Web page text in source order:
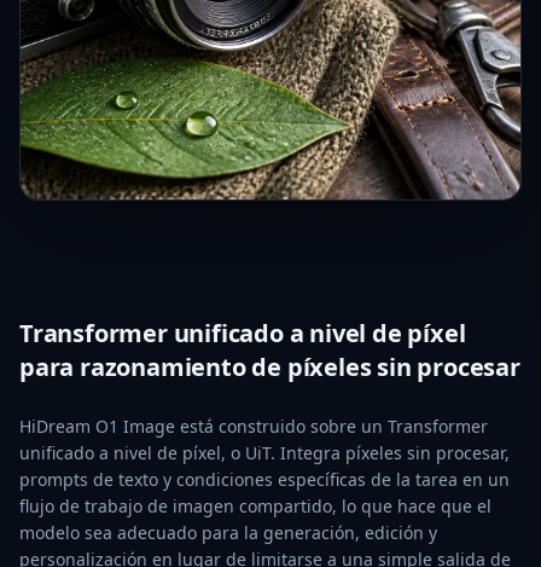
Transformer unificado a nivel de píxel
para razonamiento de píxeles sin procesar
HiDream O1 Image está construido sobre un Transformer
unificado a nivel de píxel, o UiT. Integra píxeles sin procesar,
prompts de texto y condiciones específicas de la tarea en un
flujo de trabajo de imagen compartido, lo que hace que el
modelo sea adecuado para la generación, edición y
personalización en lugar de limitarse a una simple salida de